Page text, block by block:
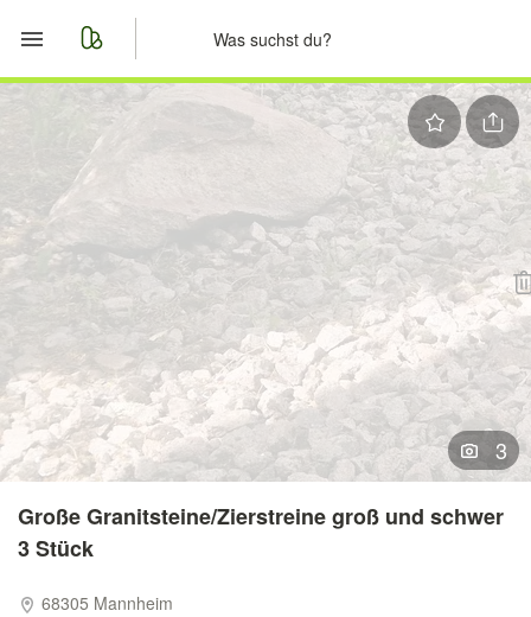
Start
Merkliste
Nachrichten
Anzeige aufgeben
3
Große Granitsteine/Zierstreine groß und schwer
3 Stück
68305 Mannheim